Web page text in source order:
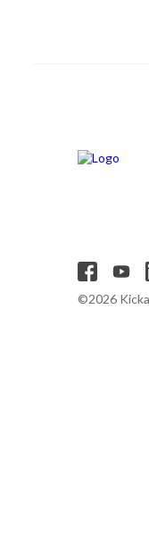
©2026